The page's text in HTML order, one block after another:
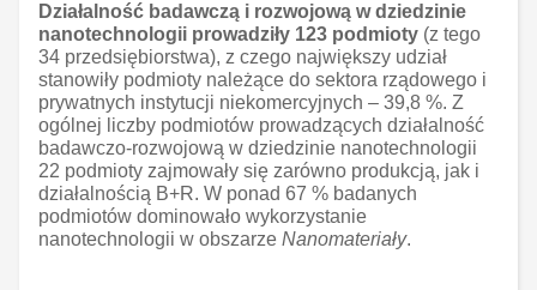
Działalność badawczą i rozwojową w dziedzinie
nanotechnologii prowadziły 123 podmioty (z tego
34 przedsiębiorstwa), z czego największy udział
stanowiły podmioty należące do sektora rządowego i
prywatnych instytucji niekomercyjnych – 39,8 %. Z
ogólnej liczby podmiotów prowadzących działalność
badawczo-rozwojową w dziedzinie nanotechnologii
22 podmioty zajmowały się zarówno produkcją, jak i
działalnością B+R. W ponad 67 % badanych
podmiotów dominowało wykorzystanie
nanotechnologii w obszarze Nanomateriały.